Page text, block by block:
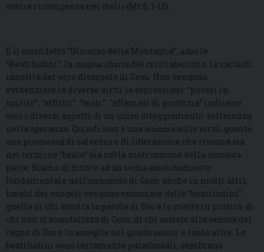
vostra ricompensa nei cieli» (Mt 5, 1-12).
È il cosiddetto “Discorso della Montagna”, alias le
“Beatitudini”: la magna charta del cristianesimo, la carta di
identità del vero discepolo di Gesù. Non vengono
evidenziate le diverse virtù: le espressioni: “poveri in
spirito”, “afflitti”, “miti”, “affamati di giustizia” indicano
solo i diversi aspetti di un unico atteggiamento: sofferenza
nella speranza. Quindi non è una summa sulle virtù, quanto
una promessa di salvezza e di liberazione che risuona sia
nel termine “beato” sia nella motivazione della seconda
parte. Siamo di fronte ad un tema assolutamente
fondamentale nell’annuncio di Gesù: anche in molti altri
luoghi dei vangeli vengono enunciate delle “beatitudini”:
quella di chi ascolta la parola di Dio e la mette in pratica, di
chi non si scandalizza di Gesù, di chi assiste alla venuta del
regno di Dio e lo accoglie nel giusto senso, e tante altre. Le
beatitudini sono certamente paradossali, sembrano